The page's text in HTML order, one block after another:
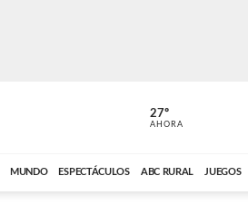
ABC CARDINAL
27º
AHORA
MUNDO ESPECTÁCULOS ABC RURAL JUEGOS